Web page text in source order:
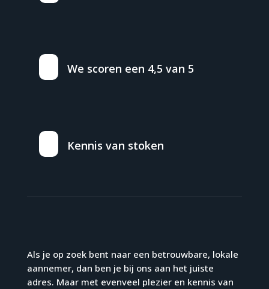
We scoren een 4,5 van 5
Kennis van stoken
Als je op zoek bent naar een betrouwbare, lokale
aannemer, dan ben je bij ons aan het juiste
adres. Maar met evenveel plezier en kennis van